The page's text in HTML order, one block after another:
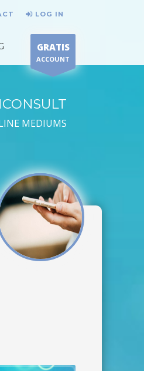
LOG IN
GRATIS
ACCOUNT
MEDIUMS